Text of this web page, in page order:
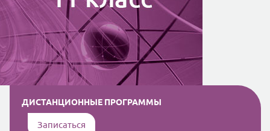
ДИСТАНЦИОННЫЕ ПРОГРАММЫ
Записаться